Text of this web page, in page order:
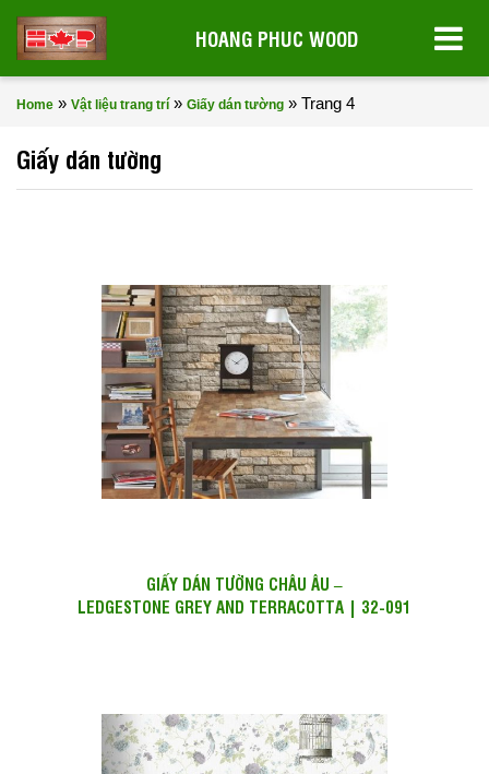
HOANG PHUC WOOD
Home » Vật liệu trang trí» Giấy dán tường » Trang 4
Giấy dán tường
GIẤY DÁN TƯỜNG CHÂU ÂU –
LEDGESTONE GREY AND TERRACOTTA | 32-091